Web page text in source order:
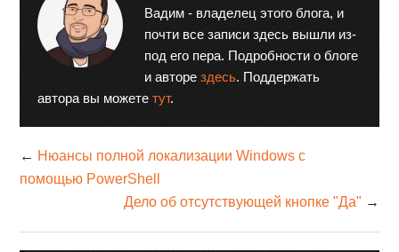
Вадим - владелец этого блога, и
почти все записи здесь вышли из-
под его пера. Подробности о блоге
и авторездесь. Поддержать
автора вы можететут.
← Нюансы полной локализации Windows с
помощью PowerShell
Дело об отсутствующей кнопке "Да" →